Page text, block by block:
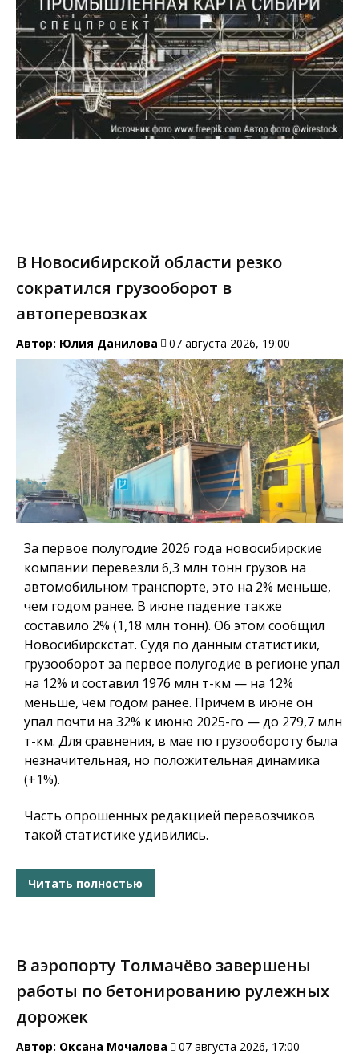
В Новосибирской области резко
сократился грузооборот в
автоперевозках
Автор: Юлия Данилова 07 августа 2026, 19:00
За первое полугодие 2026 года новосибирские
компании перевезли 6,3 млн тонн грузов на
автомобильном транспорте, это на 2% меньше,
чем годом ранее. В июне падение также
составило 2% (1,18 млн тонн). Об этом сообщил
Новосибирскстат. Судя по данным статистики,
грузооборот за первое полугодие в регионе упал
на 12% и составил 1976 млн т-км — на 12%
меньше, чем годом ранее. Причем в июне он
упал почти на 32% к июню 2025-го — до 279,7 млн
т-км. Для сравнения, в мае по грузообороту была
незначительная, но положительная динамика
(+1%).
Часть опрошенных редакцией перевозчиков
такой статистике удивились.
Читать полностью
В аэропорту Толмачёво завершены
работы по бетонированию рулежных
дорожек
Автор: Оксана Мочалова 07 августа 2026, 17:00